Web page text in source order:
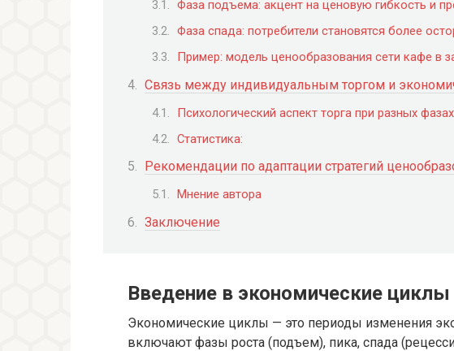
Фаза подъема: акцент на ценовую гибкость и
Фаза спада: потребители становятся более
Пример: модель ценообразования сети кафе в
Связь между индивидуальным торгом и
Психологический аспект торга при разных фазах
Статистика:
Рекомендации по адаптации стратегий
Мнение автора
Заключение
Введение в экономические циклы
Экономические циклы — это периоды изменения
включают фазы роста (подъем), пика, спада